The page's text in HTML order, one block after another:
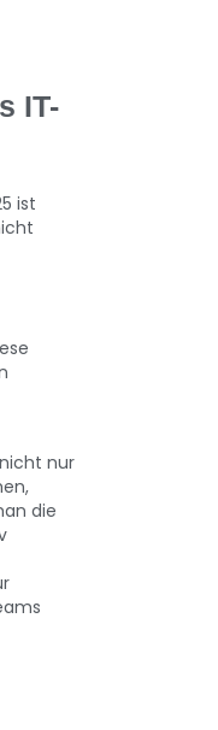
IT-
ist
nur
die